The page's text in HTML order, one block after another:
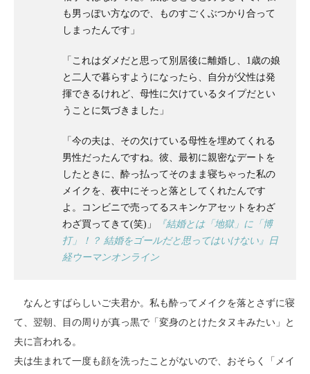
も男っぽい方なので、ものすごくぶつかり合って
しまったんです」
「これはダメだと思って別居後に離婚し、1歳の娘
と二人で暮らすようになったら、自分が父性は発
揮できるけれど、母性に欠けているタイプだとい
うことに気づきました」
「今の夫は、その欠けている母性を埋めてくれる
男性だったんですね。彼、最初に親密なデートを
したときに、酔っ払ってそのまま寝ちゃった私の
メイクを、夜中にそっと落としてくれたんです
よ。コンビニで売ってるスキンケアセットをわざ
わざ買ってきて(笑)」
『結婚とは「地獄」に「博
打」！？ 結婚をゴールだと思ってはいけない』日
経ウーマンオンライン
なんとすばらしいご夫君か。私も酔ってメイクを落とさずに寝
て、翌朝、目の周りが真っ黒で「変身のとけたタヌキみたい」と
夫に言われる。
夫は生まれて一度も顔を洗ったことがないので、おそらく「メイ